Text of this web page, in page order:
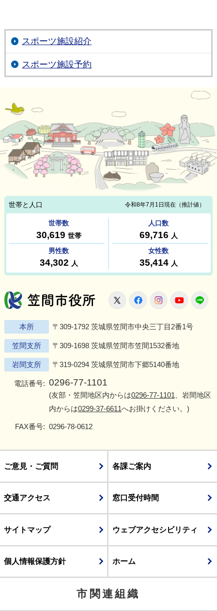
スポーツ施設紹介
スポーツ施設予約
笠間市役所
X FacebookInstagram
本所 〒309-1792 茨城県笠間市中央三丁目2番1号
笠間支所 〒309-1698 茨城県笠間市笠間1532番地
岩間支所 〒319-0294 茨城県笠間市下郷5140番地
電話番号: 0296-77-1101
(友部・笠間地区内からは0296-77-1101 、岩間地区
内からは0299-37-6611へお掛けください。)
FAX番号: 0296-78-0612
ご意見・ご質問 各課ご案内
交通アクセス 窓口受付時間
サイトマップ ウェブアクセシビリティ
個人情報保護方針 ホーム
市関連組織